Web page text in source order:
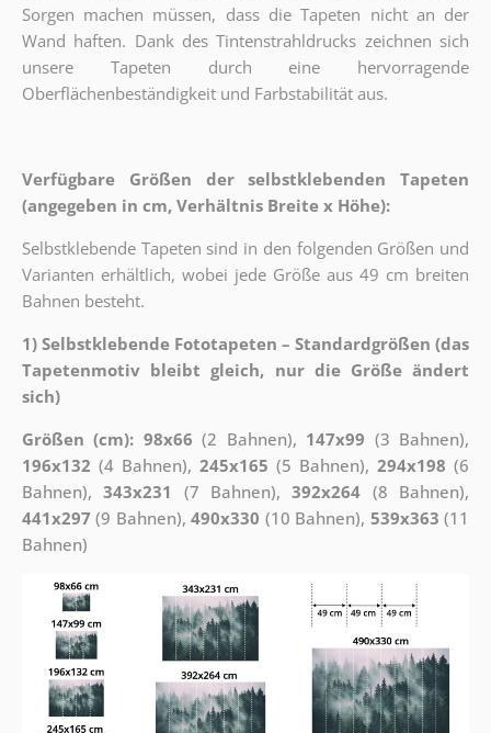
Sorgen machen müssen, dass die Tapeten nicht an der
Wand haften. Dank des Tintenstrahldrucks zeichnen sich
unsere Tapeten durch eine hervorragende
Oberflächenbeständigkeit und Farbstabilität aus.
Verfügbare Größen der selbstklebenden Tapeten
(angegeben in cm, Verhältnis Breite x Höhe):
Selbstklebende Tapeten sind in den folgenden Größen und
Varianten erhältlich, wobei jede Größe aus 49 cm breiten
Bahnen besteht.
1) Selbstklebende Fototapeten – Standardgrößen (das
Tapetenmotiv bleibt gleich, nur die Größe ändert
sich)
Größen (cm): 98x66 (2 Bahnen), 147x99 (3 Bahnen),
196x132 (4 Bahnen), 245x165 (5 Bahnen),294x198 (6
Bahnen),343x231 (7 Bahnen),392x264 (8 Bahnen),
441x297 (9 Bahnen),490x330 (10 Bahnen), 539x363 (11
Bahnen)